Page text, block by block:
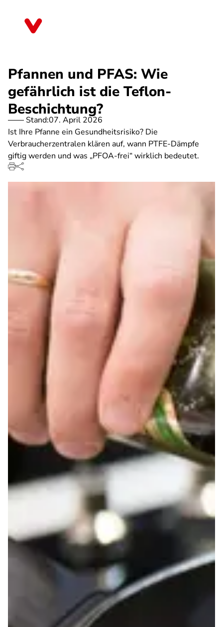
Pfannen und PFAS: Wie
gefährlich ist die Teflon-
Beschichtung?
Stand:07. April 2026
Ist Ihre Pfanne ein Gesundheitsrisiko? Die
Verbraucherzentralen klären auf, wann PTFE-Dämpfe
giftig werden und was „PFOA-frei“ wirklich bedeutet.